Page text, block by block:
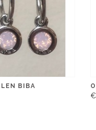
BIBA